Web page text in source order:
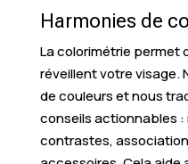
Harmonies de
La colorimétrie permet
réveillent votre visage.
de couleurs et nous
conseils actionnables :
contrastes,